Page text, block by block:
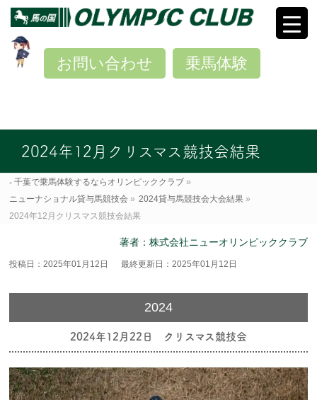
乗馬体験
お問い合わせ
2024年12月クリスマス競技会結果
千葉で乗馬体験するならオリンピッククラブ »
ニューナショナル貸与馬競技会 » 2024貸与馬競技会大会結果 »
2024年12月クリスマス競技会結果
著者：株式会社ニューオリンピッククラブ
投稿日：2025年01月12日 最終更新日：2025年01月12日
2024
2024年12月22日 クリスマス競技会